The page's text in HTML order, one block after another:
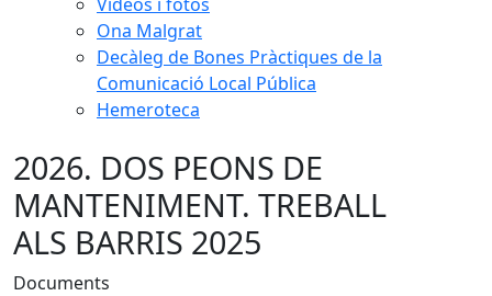
Ona Malgrat
Decàleg de Bones Pràctiques de la
Comunicació Local Pública
Hemeroteca
2026. DOS PEONS DE
MANTENIMENT. TREBALL
ALS BARRIS 2025
Documents